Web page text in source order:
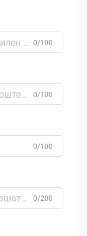
0/100
0/100
0/100
0/200